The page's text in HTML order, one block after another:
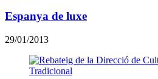
Espanya de luxe
29/01/2013